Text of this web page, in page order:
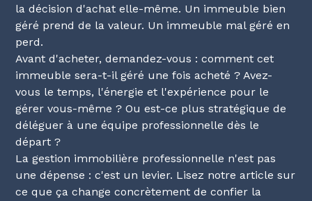
la décision d'achat elle-même. Un immeuble bien
géré prend de la valeur. Un immeuble mal géré en
perd.
Avant d'acheter, demandez-vous : comment cet
immeuble sera-t-il géré une fois acheté ? Avez-
vous le temps, l'énergie et l'expérience pour le
gérer vous-même ? Ou est-ce plus stratégique de
déléguer à une équipe professionnelle dès le
départ ?
La gestion immobilière professionnelle n'est pas
une dépense : c'est un levier. Lisez notre article sur
ce que ça change concrètement de confier la